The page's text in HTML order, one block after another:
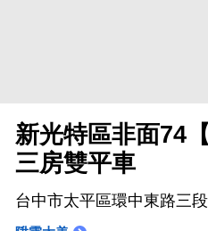
新光特區非面74
三房雙平車
台中市太平區環中東路三段